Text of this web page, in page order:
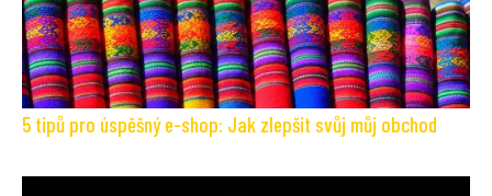
5 tipů pro úspěšný e-shop: Jak zlepšit svůj můj obchod